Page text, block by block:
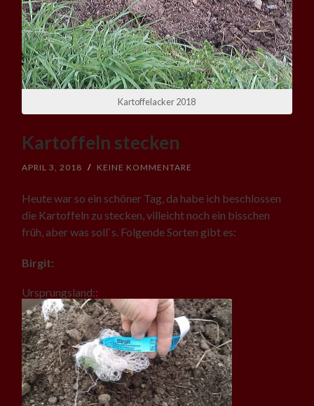
Kartoffelacker 2018
Kartoffeln stecken
APRIL 3, 2018 / KEINE KOMMENTARE
Heute war so ein schöner Tag, da habe ich beschlossen
die Kartoffeln zu stecken, villeicht noch ein bisschen
früh, aber was soll`s. Folgende Sorten gibt es:
Birgit:
Ursprungsland::